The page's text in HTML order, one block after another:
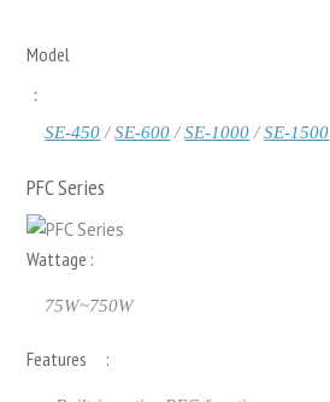
Model
：
SE-450/SE-600/SE-1000/SE-1500
PFC Series
Wattage :
75W~750W
Features :